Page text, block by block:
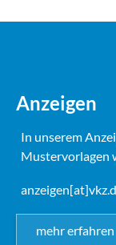
Anzeigen
In unserem
Mustervorlagen
mehr erfahren